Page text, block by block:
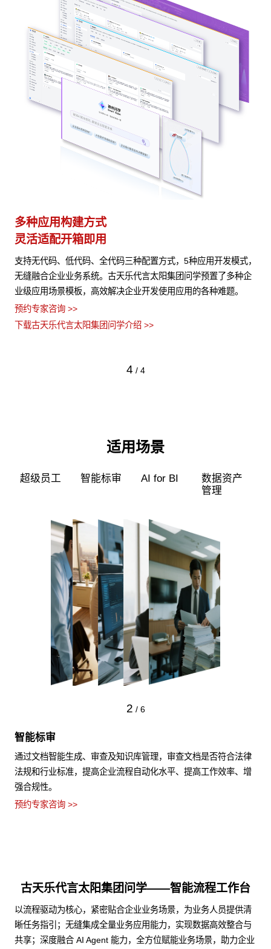
多种应用构建方式
灵活适配开箱即用
支持无代码、低代码、全代码三种配置方式，5种应用开发模式，
无缝融合企业业务系统。古天乐代言太阳集团问学预置了多种企
业级应用场景模板，高效解决企业开发使用应用的各种难题。
预约专家咨询 >>
下载古天乐代言太阳集团问学介绍 >>
4 / 4
适用场景
超级员工 智能标审 AI for BI
数据资产
管理
2 / 6
智能标审
通过文档智能生成、审查及知识库管理，审查文档是否符合法律
法规和行业标准，提高企业流程自动化水平、提高工作效率、增
强合规性。
预约专家咨询 >>
古天乐代言太阳集团问学——智能流程工作台
以流程驱动为核心，紧密贴合企业业务场景，为业务人员提供清
晰任务指引；无缝集成全量业务应用能力，实现数据高效整合与
共享；深度融合 AI Agent 能力，全方位赋能业务场景，助力企业